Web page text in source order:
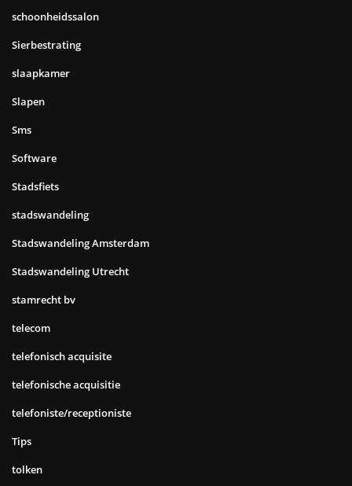
schoonheidssalon
Sierbestrating
slaapkamer
Slapen
Sms
Software
Stadsfiets
stadswandeling
Stadswandeling Amsterdam
Stadswandeling Utrecht
stamrecht bv
telecom
telefonisch acquisite
telefonische acquisitie
telefoniste/receptioniste
Tips
tolken